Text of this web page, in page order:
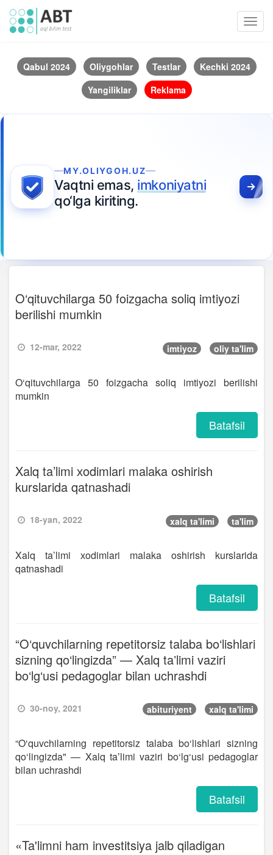
Qabul 2024 Oliygohlar Testlar
Kechki 2024
Yangiliklar
Reklama
MY.OLIYGOH.UZ
Vaqtni emas, imkoniyatni
qo‘lga kiriting.
O‘qituvchilarga 50 foizgacha soliq imtiyozi
berilishi mumkin
12-mar, 2022 imtiyoz oliy ta'lim
O‘qituvchilarga 50 foizgacha soliq imtiyozi berilishi
mumkin
Batafsil
Xalq ta’limi хodimlari malaka oshirish
kurslarida qatnashadi
18-yan, 2022 xalq ta'limi ta'lim
Xalq ta’limi хodimlari malaka oshirish kurslarida
qatnashadi
Batafsil
“O‘quvchilarning repetitorsiz talaba bo‘lishlari
sizning qo‘lingizda” — Xalq taʼlimi vaziri
bo‘lg‘usi pedagoglar bilan uchrashdi
30-noy, 2021 abituriyent xalq ta'limi
“O‘quvchilarning repetitorsiz talaba bo‘lishlari sizning
qo‘lingizda" — Xalq taʼlimi vaziri bo‘lg‘usi pedagoglar
bilan uchrashdi
Batafsil
«Ta'limni ham investitsiya jalb qiladigan